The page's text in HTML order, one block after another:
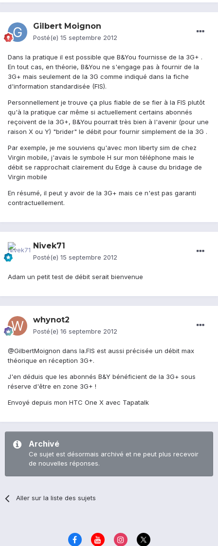
Gilbert Moignon
Posté(e) 15 septembre 2012
Dans la pratique il est possible que B&You fournisse de la 3G+ .
En tout cas, en théorie, B&You ne s'engage pas à fournir de la
3G+ mais seulement de la 3G comme indiqué dans la fiche
d'information standardisée (FIS).
Personnellement je trouve ça plus fiable de se fier à la FIS plutôt
qu'à la pratique car même si actuellement certains abonnés
reçoivent de la 3G+, B&You pourrait très bien à l'avenir (pour une
raison X ou Y) "brider" le débit pour fournir simplement de la 3G .
Par exemple, je me souviens qu'avec mon liberty sim de chez
Virgin mobile, j'avais le symbole H sur mon téléphone mais le
débit se rapprochait clairement du Edge à cause du bridage de
Virgin mobile
En résumé, il peut y avoir de la 3G+ mais ce n'est pas garanti
contractuellement.
Nivek71
Posté(e) 15 septembre 2012
Adam un petit test de débit serait bienvenue
whynot2
Posté(e) 16 septembre 2012
@GilbertMoignon dans la.FIS est aussi précisée un débit max
théorique en réception 3G+.
J'en déduis que les abonnés B&Y bénéficient de la 3G+ sous
réserve d'être en zone 3G+ !
Envoyé depuis mon HTC One X avec Tapatalk
Archivé
Ce sujet est désormais archivé et ne peut plus recevoir
de nouvelles réponses.
Aller sur la liste des sujets